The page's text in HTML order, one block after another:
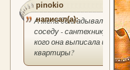
pinokio
написал(а):
А жена докладывала
соседу - сантехнику,
кого она выписала из
квартиры?